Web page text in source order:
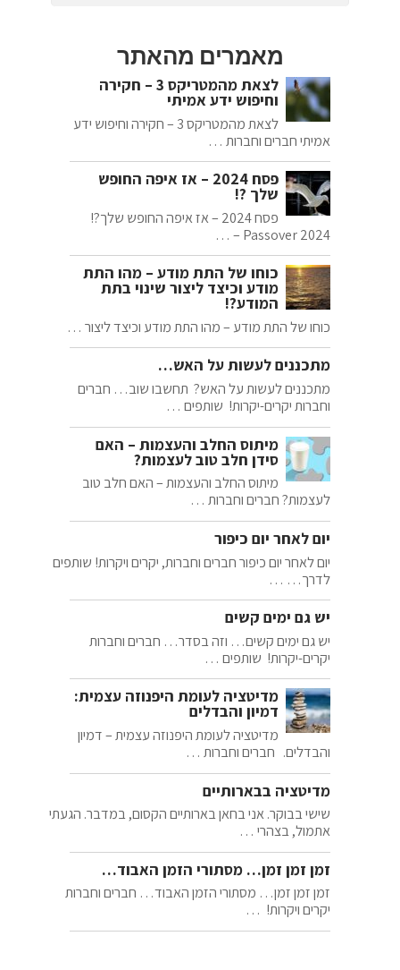
מאמרים מהאתר
לצאת מהמטריקס 3 – חקירה
וחיפוש ידע אמיתי
לצאת מהמטריקס 3 – חקירה וחיפוש ידע
אמיתי חברים וחברות …
פסח 2024 – אז איפה החופש
שלך ?!
פסח 2024 – אז איפה החופש שלך?!
Passover 2024 – …
כוחו של התת מודע – מהו התת
מודע וכיצד ליצור שינוי בתת
המודע?!
כוחו של התת מודע – מהו התת מודע וכיצד ליצור …
מתכננים לעשות על האש…
מתכננים לעשות על האש? תחשבו שוב… חברים
וחברות יקרים-יקרות! שותפים …
מיתוס החלב והעצמות – האם
סידן חלב טוב לעצמות?
מיתוס החלב והעצמות – האם חלב טוב
לעצמות? חברים וחברות …
יום לאחר יום כיפור
יום לאחר יום כיפור חברים וחברות, יקרים ויקרות! שותפים
לדרך… …
יש גם ימים קשים
יש גם ימים קשים… וזה בסדר… חברים וחברות
יקרים-יקרות! שותפים …
מדיטציה לעומת היפנוזה עצמית:
דמיון והבדלים
מדיטציה לעומת היפנוזה עצמית – דמיון
והבדלים. חברים וחברות …
מדיטציה בבארותיים
שישי בבוקר. אני בחאן בארותיים הקסום, במדבר. הגעתי
אתמול, בצהרי …
זמן זמן זמן… מסתורי הזמן האבוד…
זמן זמן זמן… מסתורי הזמן האבוד… חברים וחברות
יקרים ויקרות! …